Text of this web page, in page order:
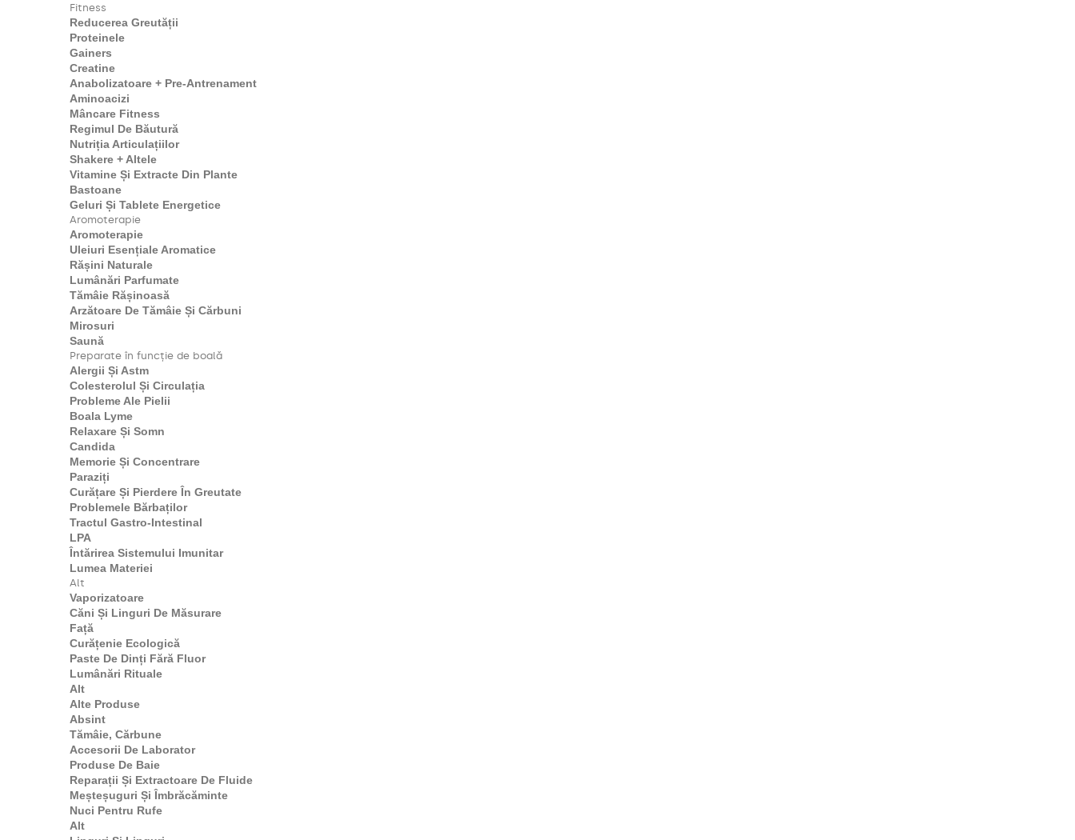
Fitness
Reducerea Greutății
Proteinele
Gainers
Creatine
Anabolizatoare + Pre-Antrenament
Aminoacizi
Mâncare Fitness
Regimul De Băutură
Nutriția Articulațiilor
Shakere + Altele
Vitamine Și Extracte Din Plante
Bastoane
Geluri Și Tablete Energetice
Aromoterapie
Aromoterapie
Uleiuri Esențiale Aromatice
Rășini Naturale
Lumânări Parfumate
Tămâie Rășinoasă
Arzătoare De Tămâie Și Cărbuni
Mirosuri
Saună
Preparate în funcție de boală
Alergii Și Astm
Colesterolul Și Circulația
Probleme Ale Pielii
Boala Lyme
Relaxare Și Somn
Candida
Memorie Și Concentrare
Paraziți
Curățare Și Pierdere În Greutate
Problemele Bărbaților
Tractul Gastro-Intestinal
LPA
Întărirea Sistemului Imunitar
Lumea Materiei
Alt
Vaporizatoare
Căni Și Linguri De Măsurare
Față
Curățenie Ecologică
Paste De Dinți Fără Fluor
Lumânări Rituale
Alt
Alte Produse
Absint
Tămâie, Cărbune
Accesorii De Laborator
Produse De Baie
Reparații Și Extractoare De Fluide
Meșteșuguri Și Îmbrăcăminte
Nuci Pentru Rufe
Alt